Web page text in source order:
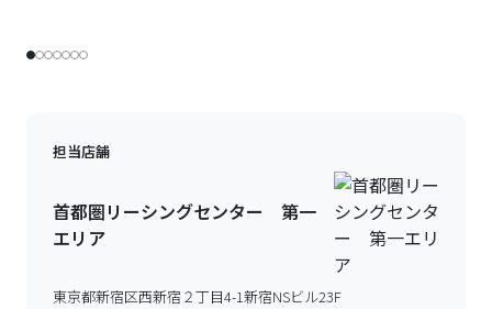
担当店舗
首都圏リーシングセンター 第一
エリア
東京都新宿区西新宿２丁目4-1新宿NSビル23F